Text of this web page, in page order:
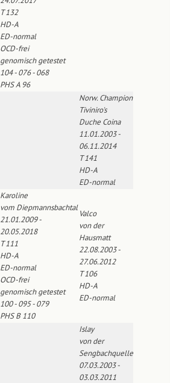
T 132
HD-A
ED-normal
OCD-frei
genomisch getestet
104 - 076 - 068
PHS A 96
Norw. Champion
Tiviniro's
Duche Coina
11.01.2003 -
06.11.2014
T 141
HD-A
ED-normal
Karoline
vom Diepmannsbachtal
21.01.2009 -
20.05.2018
T 111
HD-A
ED-normal
OCD-frei
genomisch getestet
100 - 095 - 079
PHS B 110
Valco
von der
Hausmatt
22.08.2003 -
27.06.2012
T 106
HD-A
ED-normal
Islay
von der
Sengbachquelle
07.03.2003 -
03.03.2011